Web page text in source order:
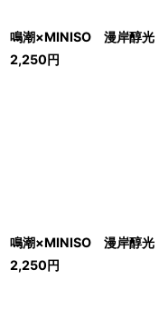
鳴潮×MINISO 漫岸醇
2,250円
鳴潮×MINISO 漫岸醇
2,250円